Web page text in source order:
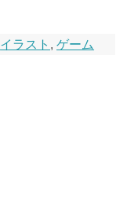
イラスト ,ゲーム